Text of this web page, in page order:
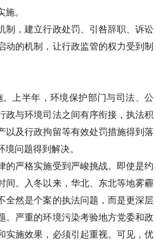
。
，建立行政处罚、引咎辞职、诉讼
动的机制，让行政监管的权力受到制
上半年，环境保护部门与司法、公
政与环境司法之间有序衔接，执法积
以及行政拘留等有效处罚措施得到落
问题得到解决。
严格实施受到严峻挑战。即使是约
间。入冬以来，华北、东北等地雾霾
全然是个案的执法问题，而是更深层
。严重的环境污染考验地方党委和政
实施效果，必须引起重视。可见，优